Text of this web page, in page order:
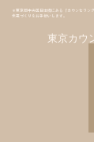
＊東京都中央区日本橋にある「カウンセリ
未来づくりをお手伝いします。
東京カウ